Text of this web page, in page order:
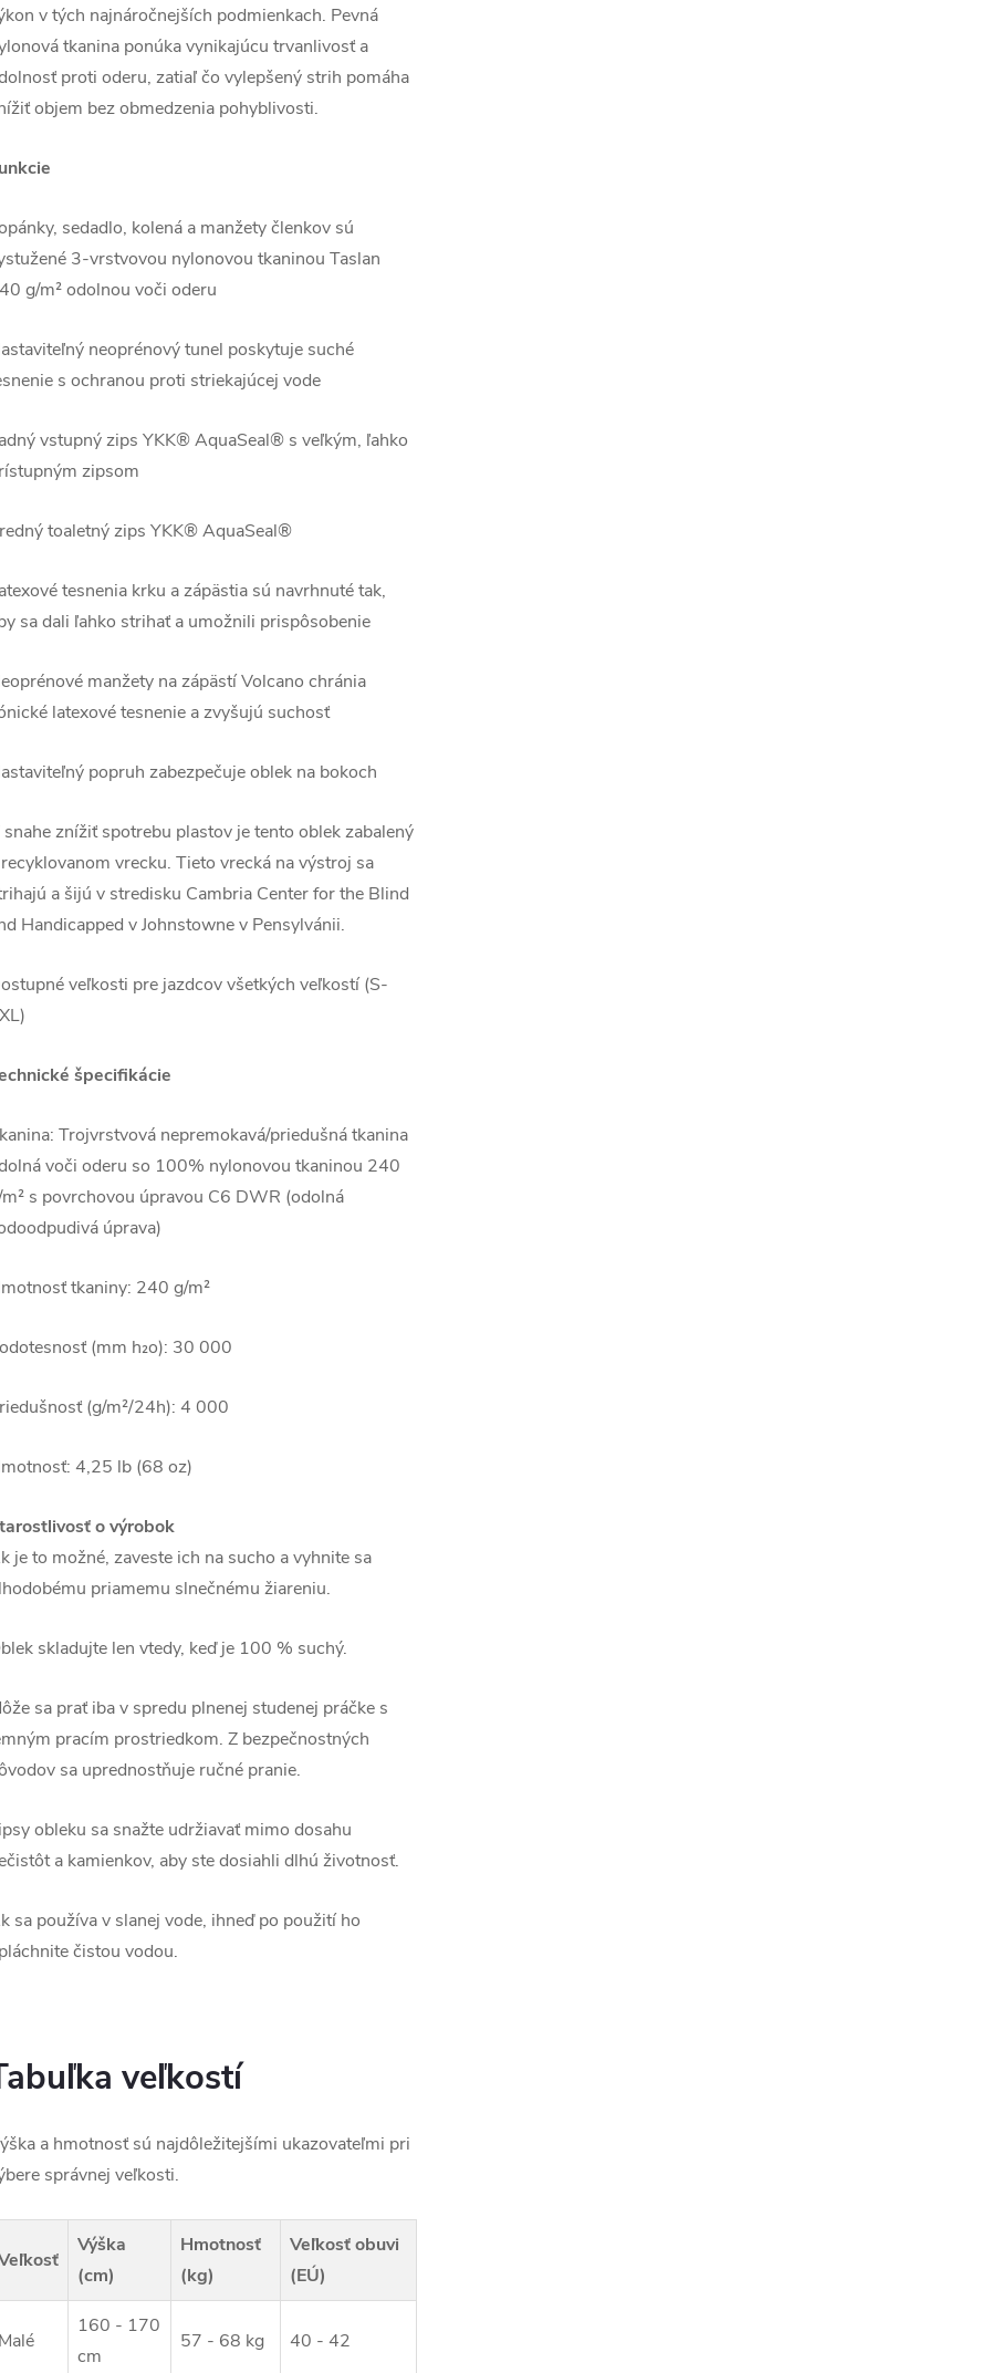
v tých najnáročnejších podmienkach. Pevná
tkanina ponúka vynikajúcu trvanlivosť a
proti oderu, zatiaľ čo vylepšený strih pomáha
objem bez obmedzenia pohyblivosti.
sedadlo, kolená a manžety členkov sú
3-vrstvovou nylonovou tkaninou Taslan
g/m² odolnou voči oderu
neoprénový tunel poskytuje suché
s ochranou proti striekajúcej vode
vstupný zips YKK® AquaSeal® s veľkým, ľahko
zipsom
toaletný zips YKK® AquaSeal®
tesnenia krku a zápästia sú navrhnuté tak,
sa dali ľahko strihať a umožnili prispôsobenie
manžety na zápästí Volcano chránia
latexové tesnenie a zvyšujú suchosť
popruh zabezpečuje oblek na bokoch
snahe znížiť spotrebu plastov je tento oblek zabalený
vrecku. Tieto vrecká na výstroj sa
a šijú v stredisku Cambria Center for the Blind
Handicapped v Johnstowne v Pensylvánii.
veľkosti pre jazdcov všetkých veľkostí (S-
špecifikácie
Trojvrstvová nepremokavá/priedušná tkanina
voči oderu so 100% nylonovou tkaninou 240
s povrchovou úpravou C6 DWR (odolná
úprava)
tkaniny: 240 g/m²
(mm h₂o): 30 000
(g/m²/24h): 4 000
4,25 lb (68 oz)
o výrobok
je to možné, zaveste ich na sucho a vyhnite sa
priamemu slnečnému žiareniu.
skladujte len vtedy, keď je 100 % suchý.
sa prať iba v spredu plnenej studenej práčke s
pracím prostriedkom. Z bezpečnostných
sa uprednostňuje ručné pranie.
obleku sa snažte udržiavať mimo dosahu
a kamienkov, aby ste dosiahli dlhú životnosť.
sa používa v slanej vode, ihneď po použití ho
čistou vodou.
veľkostí
a hmotnosť sú najdôležitejšími ukazovateľmi pri
správnej veľkosti.
Výška
(cm)
Hmotnosť
(kg)
Veľkosť obuvi
(EÚ)
Malé
160 - 170
cm
57 - 68 kg 40 - 42